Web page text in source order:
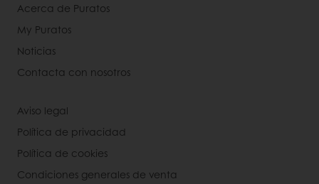
Acerca de Puratos
My Puratos
Noticias
Contacta con nosotros
Aviso legal
Política de privacidad
Política de cookies
Condiciones generales de venta